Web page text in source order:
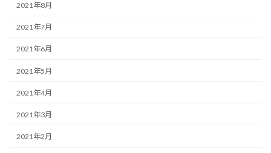
2021年8月
2021年7月
2021年6月
2021年5月
2021年4月
2021年3月
2021年2月